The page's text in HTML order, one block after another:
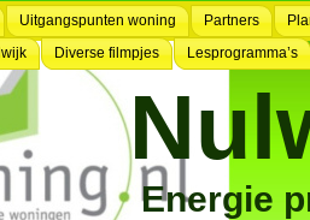
Uitgangspunten woning Partners
Diverse filmpjes Lesprogramma’s
Energie